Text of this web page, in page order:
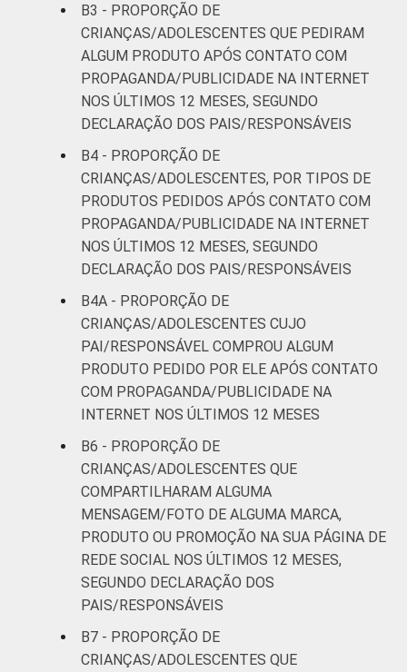
B3 - PROPORÇÃO DE
CRIANÇAS/ADOLESCENTES QUE PEDIRAM
ALGUM PRODUTO APÓS CONTATO COM
PROPAGANDA/PUBLICIDADE NA INTERNET
NOS ÚLTIMOS 12 MESES, SEGUNDO
DECLARAÇÃO DOS PAIS/RESPONSÁVEIS
B4 - PROPORÇÃO DE
CRIANÇAS/ADOLESCENTES, POR TIPOS DE
PRODUTOS PEDIDOS APÓS CONTATO COM
PROPAGANDA/PUBLICIDADE NA INTERNET
NOS ÚLTIMOS 12 MESES, SEGUNDO
DECLARAÇÃO DOS PAIS/RESPONSÁVEIS
B4A - PROPORÇÃO DE
CRIANÇAS/ADOLESCENTES CUJO
PAI/RESPONSÁVEL COMPROU ALGUM
PRODUTO PEDIDO POR ELE APÓS CONTATO
COM PROPAGANDA/PUBLICIDADE NA
INTERNET NOS ÚLTIMOS 12 MESES
B6 - PROPORÇÃO DE
CRIANÇAS/ADOLESCENTES QUE
COMPARTILHARAM ALGUMA
MENSAGEM/FOTO DE ALGUMA MARCA,
PRODUTO OU PROMOÇÃO NA SUA PÁGINA DE
REDE SOCIAL NOS ÚLTIMOS 12 MESES,
SEGUNDO DECLARAÇÃO DOS
PAIS/RESPONSÁVEIS
B7 - PROPORÇÃO DE
CRIANÇAS/ADOLESCENTES QUE